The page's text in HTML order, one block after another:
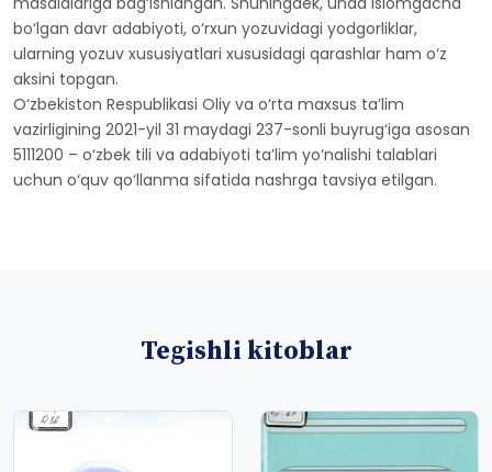
bo‘lgan davr adabiyoti, o‘rxun yozuvidagi yodgorliklar,
ularning yozuv xususiyatlari xususidagi qarashlar ham o‘z
aksini topgan.
O‘zbekiston Respublikasi Oliy va o‘rta maxsus ta’lim
vazirligining 2021-yil 31 maydagi 237-sonli buyrug‘iga asosan
5111200 – o‘zbek tili va adabiyoti ta’lim yo‘nalishi talablari
uchun o‘quv qo‘llanma sifatida nashrga tavsiya etilgan.
Tegishli kitoblar